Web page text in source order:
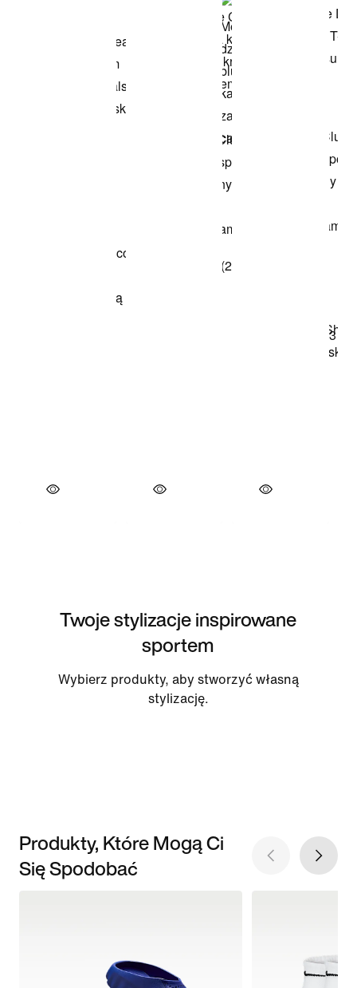
Twoje stylizacje inspirowane
sportem
Wybierz produkty, aby stworzyć własną
stylizację.
Produkty, Które Mogą Ci
Się Spodobać